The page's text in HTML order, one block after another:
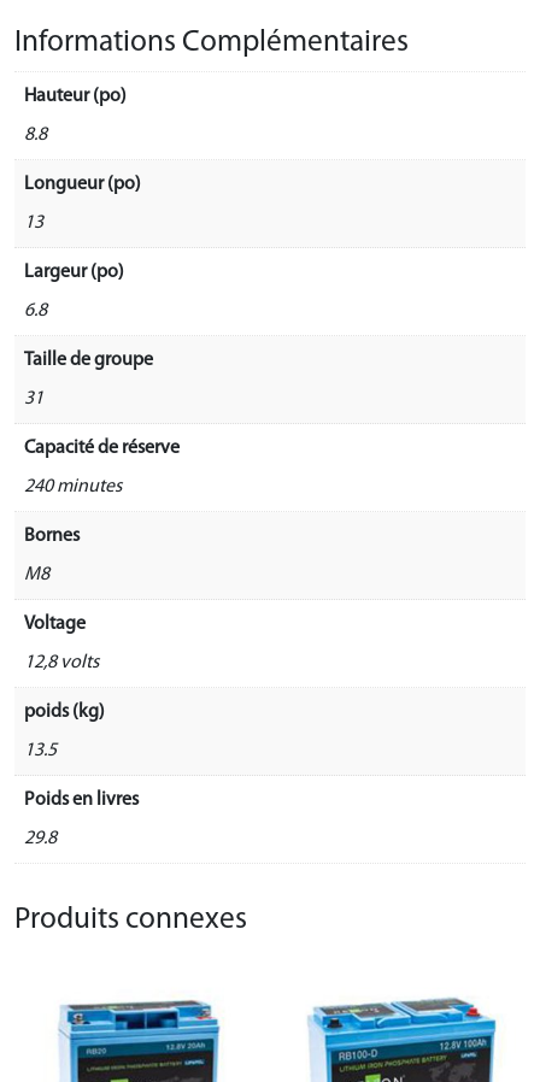
Informations Complémentaires
Hauteur (po)
8.8
Longueur (po)
13
Largeur (po)
6.8
Taille de groupe
31
Capacité de réserve
240 minutes
Bornes
M8
Voltage
12,8 volts
poids (kg)
13.5
Poids en livres
29.8
Produits connexes